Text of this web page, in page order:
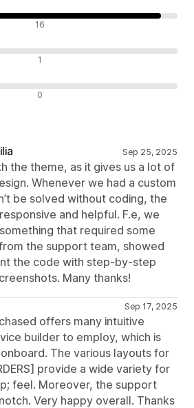
16
1
0
Sep 25, 2025
the theme, as it gives us a lot of
Whenever we had a custom
be solved without coding, the
and helpful. F.e, we
that required some
the support team, showed
the code with step-by-step
Many thanks!
Sep 17, 2025
offers many intuitive
builder to employ, which is
The various layouts for
provide a wide variety for
feel. Moreover, the support
Very happy overall. Thanks